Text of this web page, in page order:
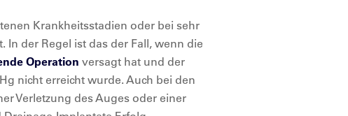
Krankheitsstadien oder bei sehr
der Regel ist das der Fall, wenn die
Operation versagt hat und der
nicht erreicht wurde. Auch bei den
Verletzung des Auges oder einer